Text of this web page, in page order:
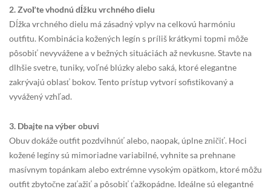
2. Zvoľte vhodnú dĺžku vrchného dielu
Dĺžka vrchného dielu má zásadný vplyv na celkovú harmóniu
outfitu. Kombinácia kožených legín s príliš krátkymi topmi môže
pôsobiť nevyvážene a v bežných situáciách až nevkusne. Stavte na
dlhšie svetre, tuniky, voľné blúzky alebo saká, ktoré elegantne
zakrývajú oblasť bokov. Tento prístup vytvorí sofistikovaný a
vyvážený vzhľad.
3. Dbajte na výber obuvi
Obuv dokáže outfit pozdvihnúť alebo, naopak, úplne zničiť. Hoci
kožené legíny sú mimoriadne variabilné, vyhnite sa prehnane
masívnym topánkam alebo extrémne vysokým opätkom, ktoré môžu
outfit zbytočne zaťažiť a pôsobiť ťažkopádne. Ideálne sú elegantné